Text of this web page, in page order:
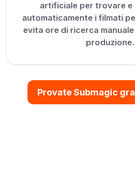
artificiale per trovare e
automaticamente i filmati
evita ore di ricerca
produzione.
Provate Submagic